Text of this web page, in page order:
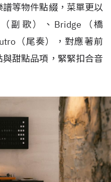
等物件點綴，菜單更以
副歌）、Bridge（橋
（尾奏），對應著前
甜點品項，緊緊扣合音